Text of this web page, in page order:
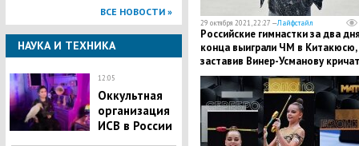
ВСЕ НОВОСТИ »
НАУКА И ТЕХНИКА
12:05
Оккультная
организация
ИСВ в России
29 октября 2021, 22:27 —Лайфстайл
Российские гимнастки за два
конца выиграли ЧМ в Китакюсю,
заставив Винер-Усманову